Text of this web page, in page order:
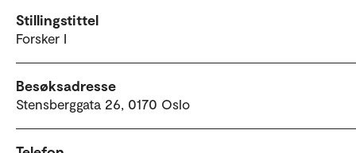
Stillingstittel
Forsker I
Besøksadresse
Stensberggata 26, 0170 Oslo